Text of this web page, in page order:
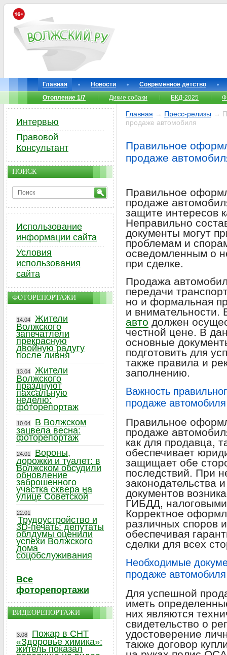
Главная Новости
Современное детство
Отопление 1/7
Дикие собаки БКД-2025
Главная → Пресс-релизы →
продаже автомобиля
Правильное
продаже
Правильное
продаже
защите интересов
Неправильно
документы могут
проблемам и
осведомленным о
при сделке.
Продажа
передачи
но и формальная
и
авто должен
честной цене. В
основные
подготовить для
также правила и
заполнению.
Важность
продаже автомобиля
Правильное
продаже
как для продавца,
обеспечивает
защищает обе
последствий. При
законодательства
документов
ГИБДД,
Корректное
различных споров
обеспечивая
сделки для всех
Необходимые
продаже автомобиля
Для успешной
иметь
них являются
свидетельство о
удостоверение
также договор
Интервью
Правовой
Консультант
ПОИСК
Использование
информации сайта
Условия
использования
сайта
ФОТОРЕПОРТАЖИ
14.04
Жители
Волжского
запечатлели
прекрасную
двойную радугу
после ливня
13.04
Жители
Волжского
празднуют
пахсальную
неделю:
фоторепортаж
10.04
В Волжском
зацвела весна:
фоторепортаж
24.01
Вороны,
дорожки и туалет: в
Волжском обсудили
обновление
заброшенного
участка сквера на
улице Советской
22.01
Трудоустройство и
3D-печать: депутаты
облдумы оценили
успехи Волжского
дома
соцобслуживания
Все
фоторепортажи
ВИДЕОРЕПОРТАЖИ
3.08
Пожар в СНТ
«Здоровье химика»:
житель показал